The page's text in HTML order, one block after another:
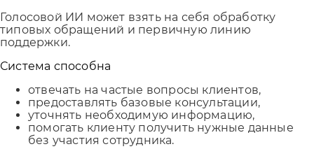
Голосовой ИИ может взять на себя обработку
типовых обращений и первичную линию
поддержки.
Система способна
отвечать на частые вопросы клиентов,
предоставлять базовые консультации,
уточнять необходимую информацию,
помогать клиенту получить нужные данные
без участия сотрудника.